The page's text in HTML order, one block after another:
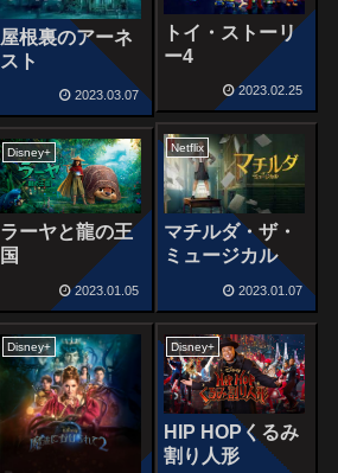
屋根裏のアーネ
スト
2023.03.07
トイ・ストーリ
ー4
2023.02.25
Netflix
マチルダ・ザ・
ミュージカル
2023.01.07
Disney+
ラーヤと龍の王
国
2023.01.05
Disney+ Disney+
HIP HOPくるみ
割り人形